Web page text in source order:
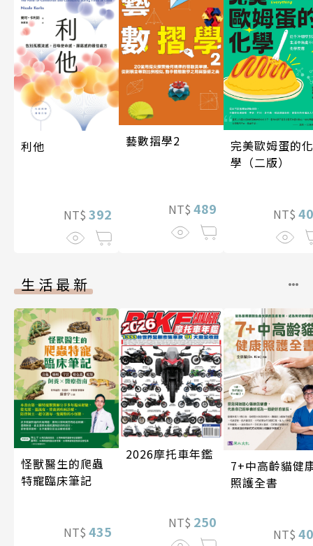
利他
NT$ 392
藝數摺學2
NT$ 489
完美歐姆蛋的化
學（二版）
NT$
生活最新
怪獸醫生的爬蟲
特寵臨床筆記
NT$ 435
2026摩托車年鑑
NT$ 250
7+中高齡貓健
照護全書
NT$